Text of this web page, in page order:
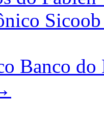
Banco do